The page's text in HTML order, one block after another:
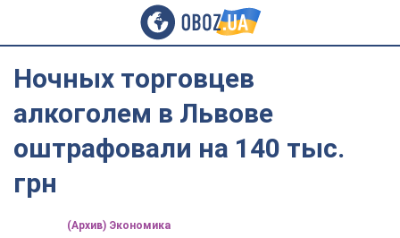
Ночных торговцев
алкоголем в Львове
оштрафовали на 140 тыс.
грн
(Архив) Экономика